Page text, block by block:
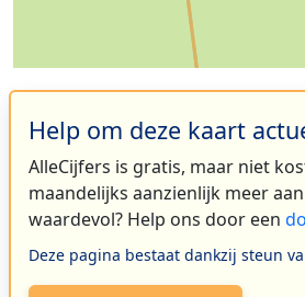
Help om deze kaart
AlleCijfers is gratis, maar niet
maandelijks aanzienlijk meer
waardevol? Help ons door een
Deze pagina bestaat dankzij steun